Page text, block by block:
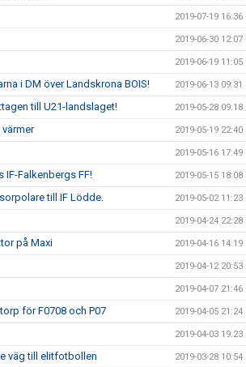
2019-07-19 16:36
2019-06-30 12:07
2019-06-19 11:05
i DM över Landskrona BOIS! 2019-06-13 09:31
till U21-landslaget! 2019-05-28 09:18
2019-05-19 22:40
2019-05-16 17:49
Falkenbergs FF! 2019-05-15 18:08
till IF Lödde. 2019-05-02 11:23
2019-04-24 22:28
på Maxi 2019-04-16 14:19
2019-04-12 20:53
2019-04-07 21:46
för F0708 och P07 2019-04-05 21:24
2019-04-03 19:23
väg till elitfotbollen 2019-03-28 10:54